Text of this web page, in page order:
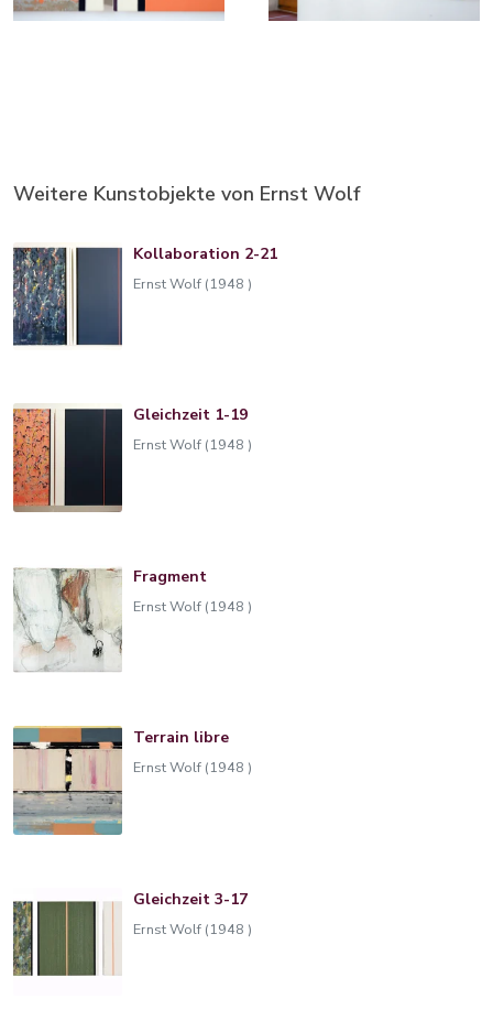
Weitere Kunstobjekte von Ernst Wolf
Kollaboration 2-21
Ernst Wolf (1948 )
Gleichzeit 1-19
Ernst Wolf (1948 )
Fragment
Ernst Wolf (1948 )
Terrain libre
Ernst Wolf (1948 )
Gleichzeit 3-17
Ernst Wolf (1948 )